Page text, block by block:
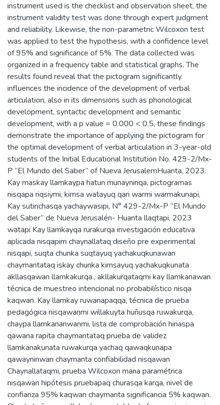
instrument used is the checklist and observation sheet, the
instrument validity test was done through expert judgment
and reliability. Likewise, the non-parametric Wilcoxon test
was applied to test the hypothesis, with a confidence level
of 95% and significance of 5%. The data collected was
organized in a frequency table and statistical graphs. The
results found reveal that the pictogram significantly
influences the incidence of the development of verbal
articulation, also in its dimensions such as phonological
development, syntactic development and semantic
development, with a p value = 0.000 < 0.5, these findings
demonstrate the importance of applying the pictogram for
the optimal development of verbal articulation in 3-year-old
students of the Initial Educational Institution No. 429-2/Mx-
P “El Mundo del Saber” of Nueva JerusalemHuanta, 2023.
Kay maskay llamkaypa hatun munayninqa, pictogramas
nisqapa riqsiymi, kimsa watayuq qari warmi warmakunapi,
Kay sutinchasqa yachaywasipi, N° 429-2/Mx-P “El Mundo
del Saber” de Nueva Jerusalén- Huanta llaqtapi, 2023
watapi Kay llamkayqa rurakurqa investigación educativa
aplicada nisqapim chaynallataq diseño pre experimental
nisqapi, suqta chunka suqtayuq yachakuqkunawan
chaymantataq iskay chunka kimsayuq yachakuqkunata
akllasqawan llamkakurqa., akllakurqataqmi kay llamkanawan
técnica de muestreo intencional no probabilístico nisqa
kaqwan. Kay llamkay ruwanapaqqa, técnica de prueba
pedagógica nisqawanmi willakuyta huñusqa ruwakurqa,
chaypa llamkananwanmi, lista de comprobación hinaspa
qawana rapita chaymantataq prueba de validez
llamkanakunata ruwakurqa yachaq qawaqkunapa
qawayninwan chaymanta confiabilidad nisqawan
Chaynallataqmi, prueba Wilcoxon mana paramétrica
nisqawan hipótesis pruebapaq churasqa karqa, nivel de
confianza 95% kaqwan chaymanta significancia 5% kaqwan.